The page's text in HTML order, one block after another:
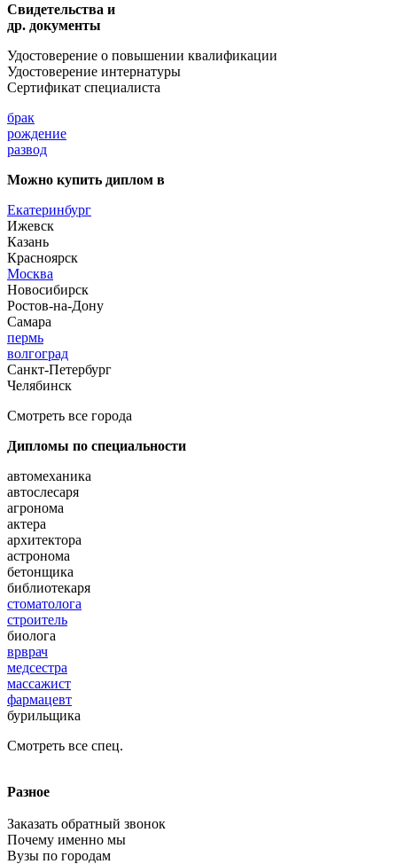
Свидетельства и
др. документы
Удостоверение о повышении квалификации
Удостоверение интернатуры
Сертификат специалиста
брак
рождение
развод
Можно купить диплом в
Екатеринбург
Ижевск
Казань
Красноярск
Москва
Новосибирск
Ростов-на-Дону
Самара
пермь
волгоград
Санкт-Петербург
Челябинск
Смотреть все города
Дипломы по специальности
автомеханика
автослесаря
агронома
актера
архитектора
астронома
бетонщика
библиотекаря
стоматолога
строитель
биолога
врврач
медсестра
массажист
фармацевт
бурильщика
Смотреть все спец.
Разное
Заказать обратный звонок
Почему именно мы
Вузы по городам